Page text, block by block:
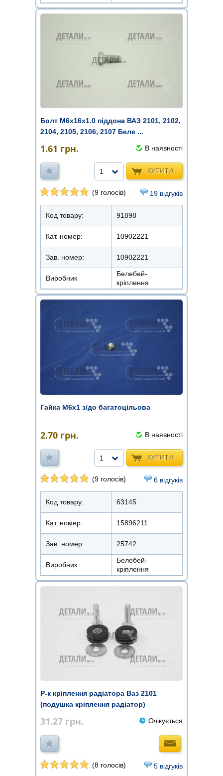
Болт М6х16х1.0 піддона ВАЗ 2101, 2102,
2104, 2105, 2106, 2107 Беле ...
1.61 грн. В наявності
КУПИТИ
1
(9 голосів) 19 відгуків
Код товару: 91898
Кат. номер: 10902221
Зав. номер: 10902221
Виробник
Белебей-
кріплення
Гайка М6х1 з/до багатоцільова
2.70 грн. В наявності
КУПИТИ
1
(9 голосів) 6 відгуків
Код товару: 63145
Кат. номер: 15896211
Зав. номер: 25742
Виробник
Белебей-
кріплення
Р-к кріплення радіатора Ваз 2101
(подушка кріплення радіатор)
31.27 грн. Очікується
(8 голосів) 5 відгуків